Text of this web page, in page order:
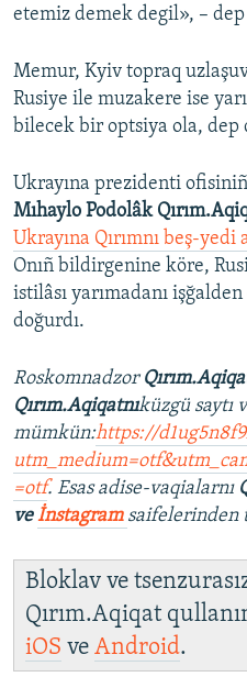
etemiz demek degil», –
Memur, Kyiv topraq
Rusiye ile muzakere ise
bilecek bir optsiya ola, dep
Ukrayına prezidenti ofisiniñ
Mıhaylo Podolâk
Ukrayına Qırımnı beş-yedi
Onıñ bildirgenine köre,
istilâsı yarımadanı
doğurdı.
Roskomnadzor
Qırım.Aqiqatnıküzgü saytı
mümkün:https://
=otf. Esas adise-vaqialarnı
veİnstagram saifelerinden
Bloklav ve
Qırım.Aqiqat
iOS ve Android.